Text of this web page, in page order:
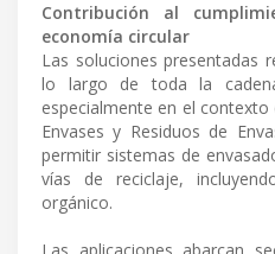
Contribución al
economía circular
Las soluciones presentadas
lo largo de toda la
especialmente en el
Envases y Residuos de
permitir sistemas de
vías de reciclaje,
orgánico.